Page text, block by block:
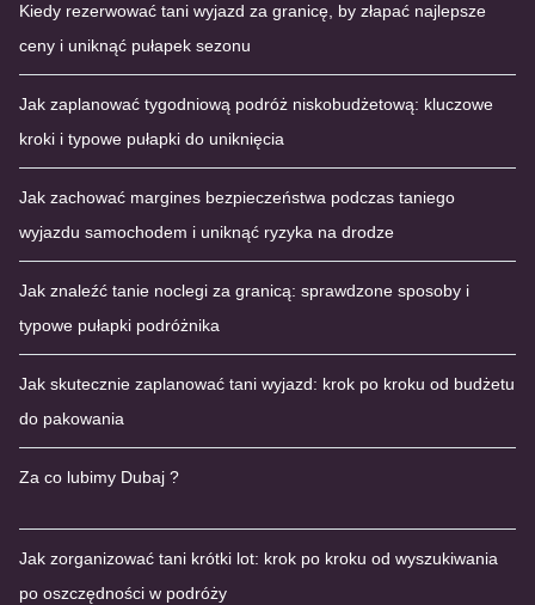
Kiedy rezerwować tani wyjazd za granicę, by złapać najlepsze
ceny i uniknąć pułapek sezonu
Jak zaplanować tygodniową podróż niskobudżetową: kluczowe
kroki i typowe pułapki do uniknięcia
Jak zachować margines bezpieczeństwa podczas taniego
wyjazdu samochodem i uniknąć ryzyka na drodze
Jak znaleźć tanie noclegi za granicą: sprawdzone sposoby i
typowe pułapki podróżnika
Jak skutecznie zaplanować tani wyjazd: krok po kroku od budżetu
do pakowania
Za co lubimy Dubaj ?
Jak zorganizować tani krótki lot: krok po kroku od wyszukiwania
po oszczędności w podróży